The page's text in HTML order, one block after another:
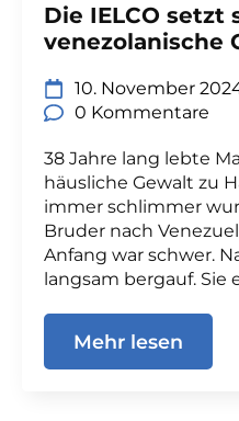
Die IELCO setzt
venezolanische
10. November
0 Kommentare
38 Jahre lang lebte
häusliche Gewalt zu
immer schlimmer
Bruder nach
Anfang war schwer.
langsam bergauf. Sie
Mehr lesen